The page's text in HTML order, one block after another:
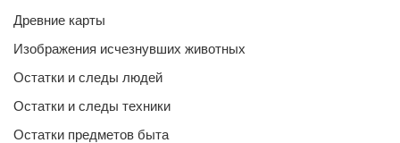
Древние карты
Изображения исчезнувших животных
Остатки и следы людей
Остатки и следы техники
Остатки предметов быта